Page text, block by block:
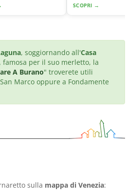
SCOPRI →
, soggiornando all'Casa
, famosa per il suo merletto, la
A Burano" troverete utili
Marco oppure a Fondamente
sulla mappa di Venezia: